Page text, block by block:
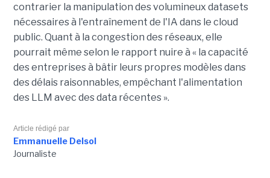
contrarier la manipulation des volumineux datasets
nécessaires à l'entraînement de l'IA dans le cloud
public. Quant à la congestion des réseaux, elle
pourrait même selon le rapport nuire à « la capacité
des entreprises à bâtir leurs propres modèles dans
des délais raisonnables, empêchant l'alimentation
des LLM avec des data récentes ».
Article rédigé par
Emmanuelle Delsol
Journaliste